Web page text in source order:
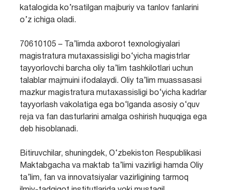
katalogida ko’rsatilgan majburiy va tanlov fanlarini
o’z ichiga oladi.
70610105 – Ta’limda axborot texnologiyalari
magistratura mutaxassisligi bo‘yicha magistrlar
tayyorlovchi barcha oliy ta’lim tashkilotlari uchun
talablar majmuini ifodalaydi. Oliy ta’lim muassasasi
mazkur magistratura mutaxassisligi bo‘yicha kadrlar
tayyorlash vakolatiga ega bo‘lganda asosiy o‘quv
reja va fan dasturlarini amalga oshirish huquqiga ega
deb hisoblanadi.
Bitiruvchilar, shuningdek, O‘zbekiston Respublikasi
Maktabgacha va maktab ta’limi vazirligi hamda Oliy
ta’lim, fan va innovatsiyalar vazirligining tarmoq